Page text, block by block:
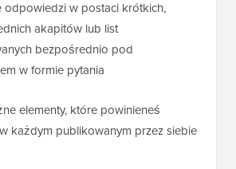
odpowiedzi w postaci krótkich,
akapitów lub list
bezpośrednio pod
w formie pytania
elementy, które powinieneś
każdym publikowanym przez siebie